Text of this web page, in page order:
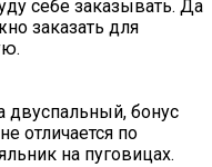
себе заказывать. Да
заказать для
двуспальный, бонус
отличается по
на пуговицах.